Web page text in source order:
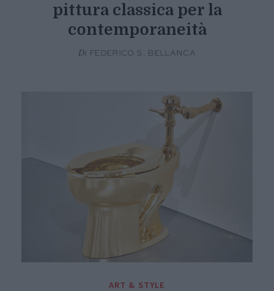
pittura classica per la
contemporaneità
Di FEDERICO S. BELLANCA
ART & STYLE